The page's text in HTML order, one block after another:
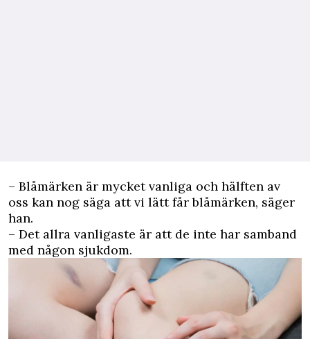
– Blåmärken är mycket vanliga och hälften av
oss kan nog säga att vi lätt får blåmärken, säger
han.
– Det allra vanligaste är att de inte har samband
med någon sjukdom.